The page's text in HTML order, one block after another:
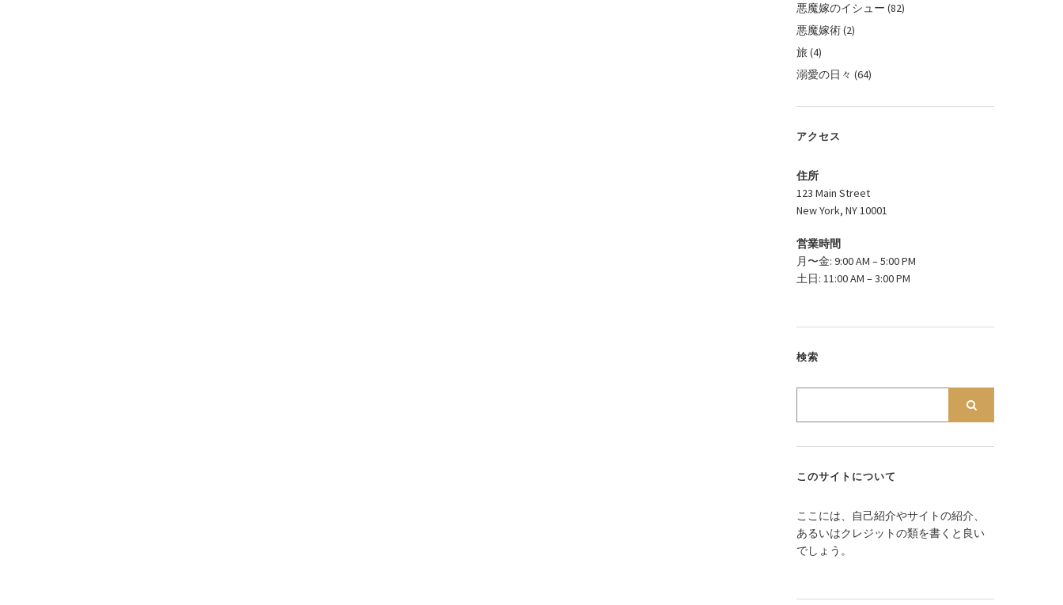
悪魔嫁のイシュー (82)
悪魔嫁術(2)
旅 (4)
溺愛の日々 (64)
アクセス
住所
123 Main Street
New York, NY 10001
営業時間
月〜金: 9:00 AM – 5:00 PM
土日: 11:00 AM – 3:00 PM
検索
このサイトについて
ここには、自己紹介やサイトの紹介、
あるいはクレジットの類を書くと良い
でしょう。